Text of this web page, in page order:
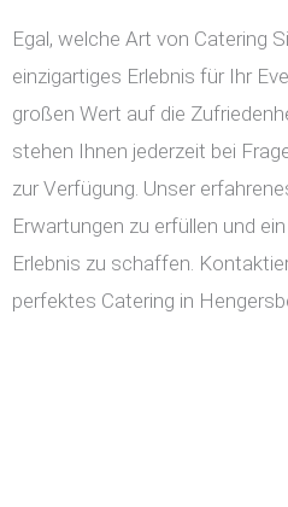
Egal, welche Art von Catering
einzigartiges Erlebnis für Ihr
großen Wert auf die
stehen Ihnen jederzeit bei
zur Verfügung. Unser
Erwartungen zu erfüllen und
Erlebnis zu schaffen.
perfektes Catering in